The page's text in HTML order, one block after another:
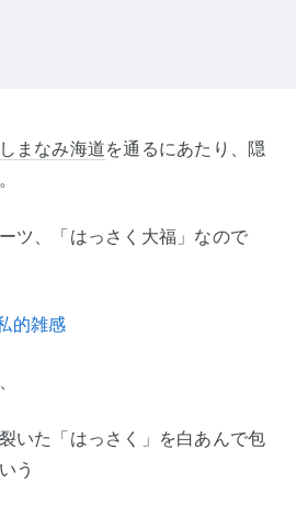
しまなみ海道を通るにあたり、隠
ツ、「はっさく大福」なので
いた「はっさく」を白あんで包
う